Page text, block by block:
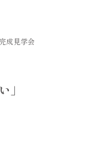
成見学会
」